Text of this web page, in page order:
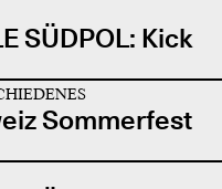
SÜDPOL: Kick
Sommerfest